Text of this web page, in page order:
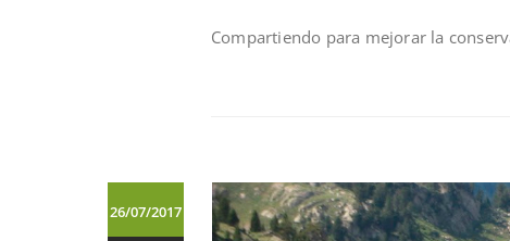
Compartiendo para mejorar la
26/07/2017